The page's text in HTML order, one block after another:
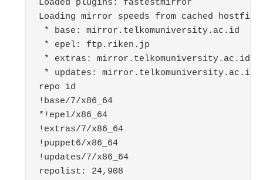
Loaded plugins: fastestmirror
Loading mirror speeds from cached hostfile
* base: mirror.telkomuniversity.ac.id
* epel: ftp.riken.jp
* extras: mirror.telkomuniversity.ac.id
* updates: mirror.telkomuniversity.ac.id
repo id
!base/7/x86_64
*!epel/x86_64
!extras/7/x86_64
!puppet6/x86_64
!updates/7/x86_64
repolist: 24,908